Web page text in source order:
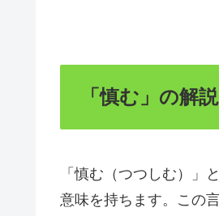
「慎む」の解説
「慎む（つつしむ）」
意味を持ちます。この